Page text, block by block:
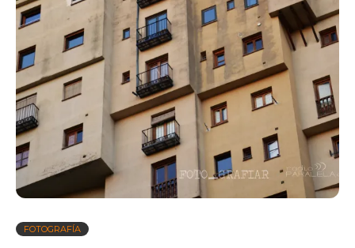
FOTOGRAFÍA